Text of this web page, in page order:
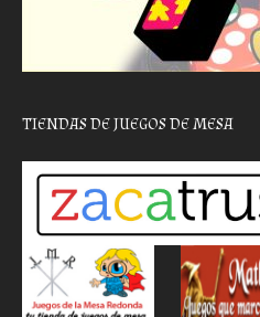
TIENDAS DE JUEGOS DE MESA